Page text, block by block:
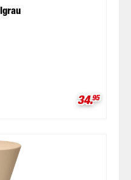
34.95